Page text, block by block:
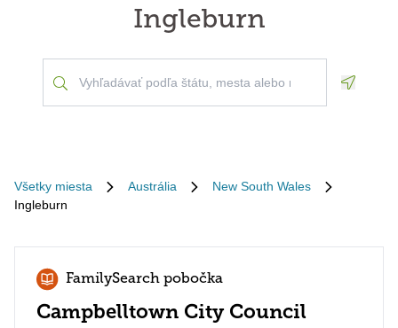
Ingleburn
Všetky miesta Austrália
New South Wales
Ingleburn
FamilySearch pobočka
Campbelltown City Council